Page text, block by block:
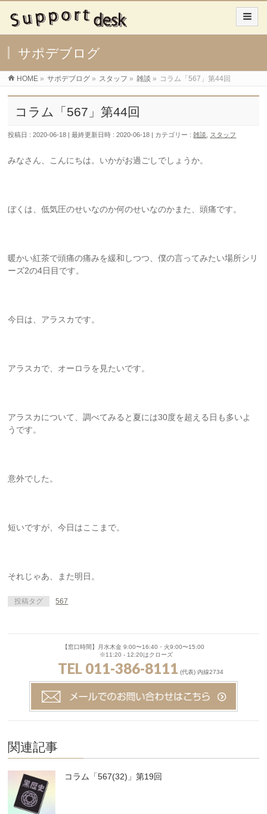
サポデブログ
HOME » サポデブログ » スタッフ » 雑談 » コラム「567」第44回
コラム「567」第44回
投稿日 : 2020-06-18 最終更新日時 : 2020-06-18 カテゴリー :雑談 スタッフ
みなさん、こんにちは。いかがお過ごしでしょうか。
ぼくは、低気圧のせいなのか何のせいなのかまた、頭痛です。
暖かい紅茶で頭痛の痛みを緩和しつつ、僕の言ってみたい場所シリ
ーズ2の4日目です。
今日は、アラスカです。
アラスカで、オーロラを見たいです。
アラスカについて、調べてみると夏には30度を超える日も多いよ
うです。
意外でした。
短いですが、今日はここまで。
それじゃあ、また明日。
投稿タグ 567
【窓口時間】月水木金 9:00〜16:40・火9:00〜15:00
※11:20 - 12:20はクローズ
TEL 011-386-8111 (代表) 内線2734
関連記事
コラム「567(32)」第19回